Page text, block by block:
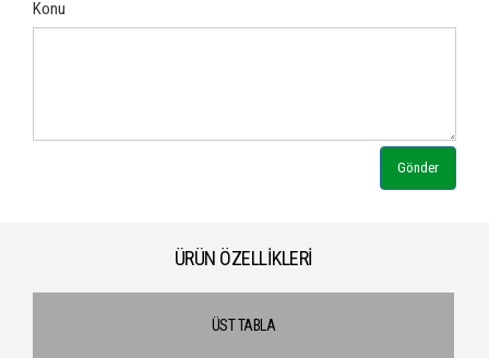
Konu
Gönder
ÜRÜN ÖZELLİKLERİ
ÜST TABLA